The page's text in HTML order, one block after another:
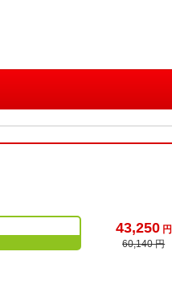
43,250円
60,140 円